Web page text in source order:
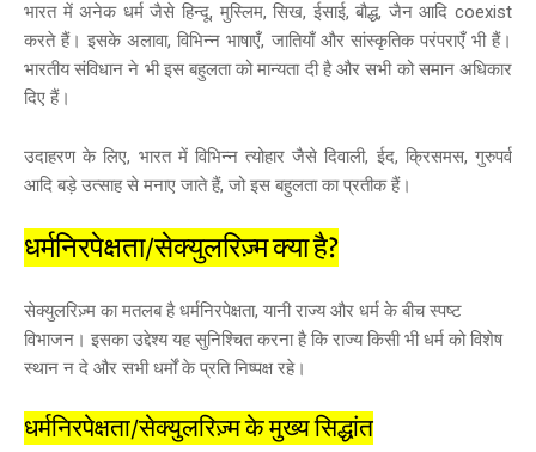
भारत में अनेक धर्म जैसे हिन्दू, मुस्लिम, सिख, ईसाई, बौद्ध, जैन आदि coexist
करते हैं। इसके अलावा, विभिन्न भाषाएँ, जातियाँ और सांस्कृतिक परंपराएँ भी हैं।
भारतीय संविधान ने भी इस बहुलता को मान्यता दी है और सभी को समान अधिकार
दिए हैं।
उदाहरण के लिए, भारत में विभिन्न त्योहार जैसे दिवाली, ईद, क्रिसमस, गुरुपर्व
आदि बड़े उत्साह से मनाए जाते हैं, जो इस बहुलता का प्रतीक हैं।
धर्मनिरपेक्षता/सेक्युलरिज़्म क्या है?
सेक्युलरिज़्म का मतलब है धर्मनिरपेक्षता, यानी राज्य और धर्म के बीच स्पष्ट
विभाजन। इसका उद्देश्य यह सुनिश्चित करना है कि राज्य किसी भी धर्म को विशेष
स्थान न दे और सभी धर्मों के प्रति निष्पक्ष रहे।
धर्मनिरपेक्षता/सेक्युलरिज़्म के मुख्य सिद्धांत